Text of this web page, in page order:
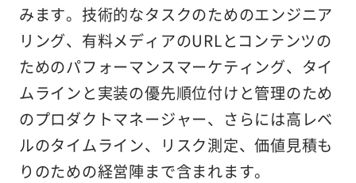
みます。技術的なタスクのためのエンジニア
リング、有料メディアのURLとコンテンツの
ためのパフォーマンスマーケティング、タイ
ムラインと実装の優先順位付けと管理のため
のプロダクトマネージャー、さらには高レベ
ルのタイムライン、リスク測定、価値見積も
りのための経営陣まで含まれます。